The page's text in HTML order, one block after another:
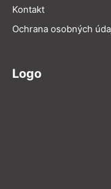
Kontakt
Ochrana osobných
Logo